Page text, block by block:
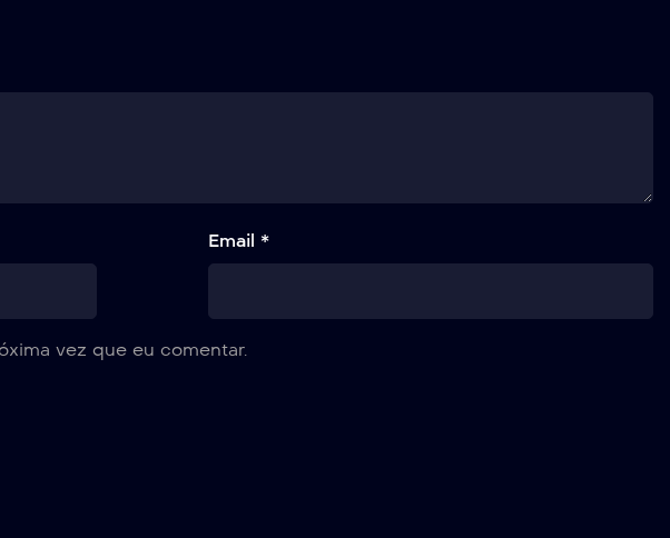
Email *
vez que eu comentar.